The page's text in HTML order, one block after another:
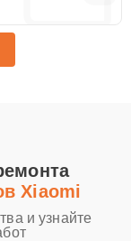
Xiaomi
и узнайте